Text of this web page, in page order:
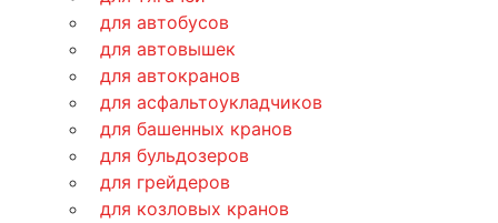
для автобусов
для автовышек
для автокранов
для асфальтоукладчиков
для башенных кранов
для бульдозеров
для грейдеров
для козловых кранов